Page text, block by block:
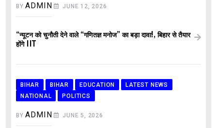
BYADMIN JUNE 12, 2026
“न्यूटन को चुनौती देने वाले “गणितज्ञ मनोज” का बड़ा दावा!, बिहार से तैयार
होंगे IIT
BIHAR BIHAR EDUCATION
LATEST NEWS
NATIONAL
POLITICS
BYADMIN JUNE 5, 2026